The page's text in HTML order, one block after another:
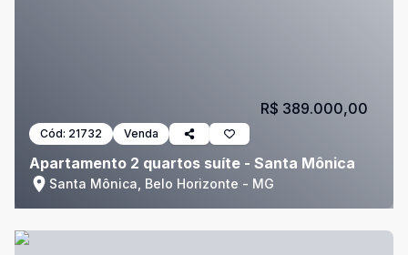
Cód: 21732 Venda
Apartamento 2 quartos suíte - Santa Mônica
Santa Mônica, Belo Horizonte - MG
R$ 389.000,00